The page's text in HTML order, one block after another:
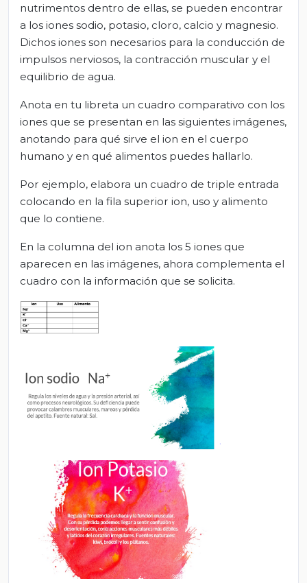
nutrimentos dentro de ellas, se pueden encontrar
a los iones sodio, potasio, cloro, calcio y magnesio.
Dichos iones son necesarios para la conducción de
impulsos nerviosos, la contracción muscular y el
equilibrio de agua.
Anota en tu libreta un cuadro comparativo con los
iones que se presentan en las siguientes imágenes,
anotando para qué sirve el ion en el cuerpo
humano y en qué alimentos puedes hallarlo.
Por ejemplo, elabora un cuadro de triple entrada
colocando en la fila superior ion, uso y alimento
que lo contiene.
En la columna del ion anota los 5 iones que
aparecen en las imágenes, ahora complementa el
cuadro con la información que se solicita.